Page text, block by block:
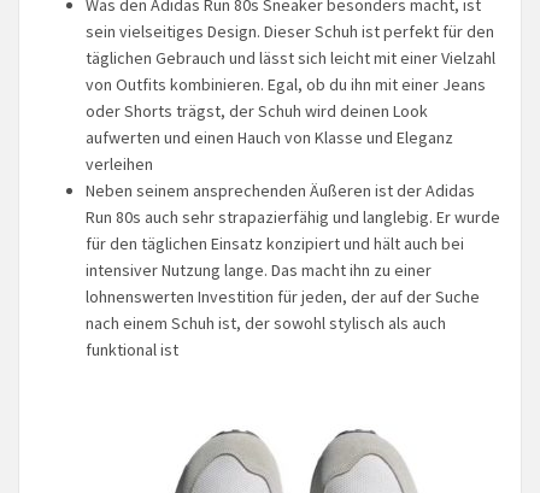
sein vielseitiges Design. Dieser Schuh ist perfekt für den
täglichen Gebrauch und lässt sich leicht mit einer Vielzahl
von Outfits kombinieren. Egal, ob du ihn mit einer Jeans
oder Shorts trägst, der Schuh wird deinen Look
aufwerten und einen Hauch von Klasse und Eleganz
verleihen
Neben seinem ansprechenden Äußeren ist der Adidas
Run 80s auch sehr strapazierfähig und langlebig. Er wurde
für den täglichen Einsatz konzipiert und hält auch bei
intensiver Nutzung lange. Das macht ihn zu einer
lohnenswerten Investition für jeden, der auf der Suche
nach einem Schuh ist, der sowohl stylisch als auch
funktional ist